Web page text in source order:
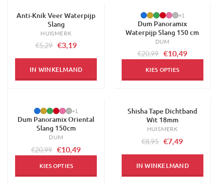
-40%
Anti-Knik Veer Waterpijp
Slang
HUISMERK
€5,29 €3,19
IN WINKELMAND
+1
Dum Panoramix
Waterpijp Slang 150 cm
DUM
€20,99 €10,49
KIES OPTIES
+1
Dum Panoramix Oriental
Slang 150cm
DUM
€20,99 €10,49
KIES OPTIES
-16%
Shisha Tape Dichtband
Wit 18mm
HUISMERK
€8,95 €7,49
IN WINKELMAND